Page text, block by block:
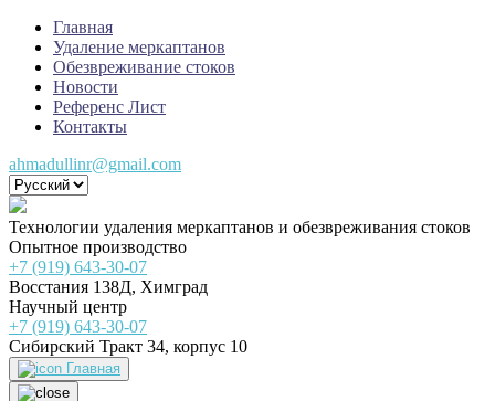
Главная
Удаление меркаптанов
Обезвреживание стоков
Новости
Референс Лист
Контакты
ahmadullinr@gmail.com
Технологии удаления меркаптанов и обезвреживания стоков
Опытное производство
+7 (919) 643-30-07
Восстания 138Д, Химград
Научный центр
+7 (919) 643-30-07
Сибирский Тракт 34, корпус 10
Главная